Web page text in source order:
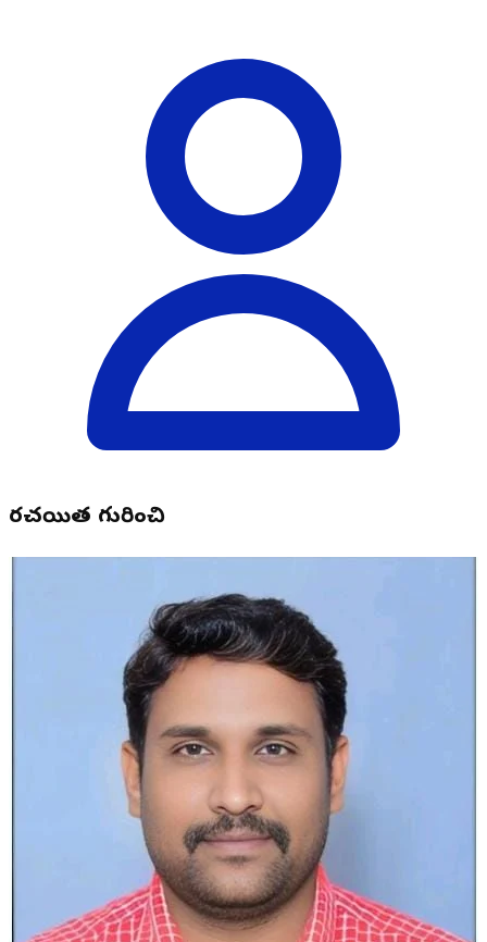
రచయిత గురించి